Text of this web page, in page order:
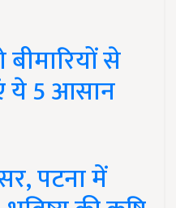
से
ये 5 आसान
पटना में